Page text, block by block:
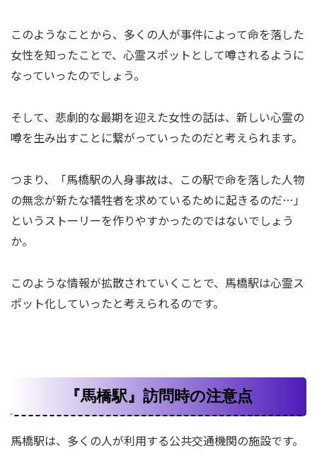
このようなことから、多くの人が事件によって命を落した
女性を知ったことで、心霊スポットとして噂されるように
なっていったのでしょう。
そして、悲劇的な最期を迎えた女性の話は、新しい心霊の
噂を生み出すことに繋がっていったのだと考えられます。
つまり、「馬橋駅の人身事故は、この駅で命を落した人物
の無念が新たな犠牲者を求めているために起きるのだ…」
というストーリーを作りやすかったのではないでしょう
か。
このような情報が拡散されていくことで、馬橋駅は心霊ス
ポット化していったと考えられるのです。
『馬橋駅』訪問時の注意点
馬橋駅は、多くの人が利用する公共交通機関の施設です。